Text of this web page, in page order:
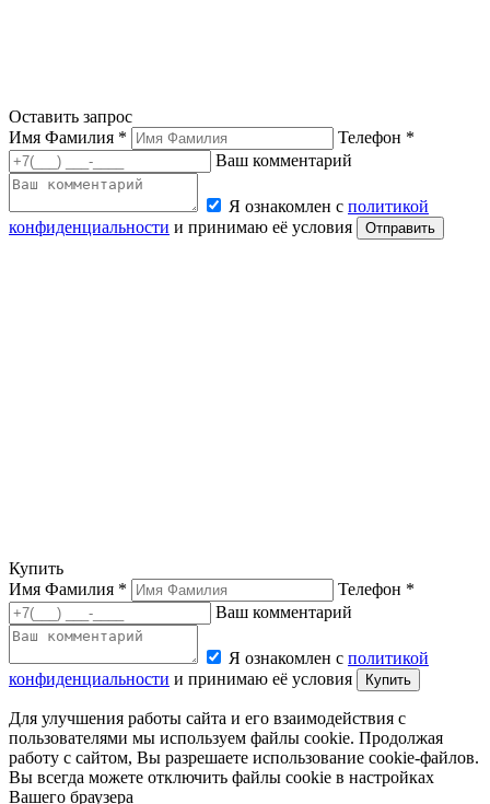
Оставить запрос
Имя Фамилия *
Телефон *
Ваш комментарий
Я ознакомлен с политикой
конфиденциальности и принимаю её условия Отправить
Купить
Имя Фамилия *
Телефон *
Ваш комментарий
Я ознакомлен с политикой
конфиденциальности и принимаю её условия Купить
Для улучшения работы сайта и его взаимодействия с
пользователями мы используем файлы cookie. Продолжая
работу с сайтом, Вы разрешаете использование cookie-файлов.
Вы всегда можете отключить файлы cookie в настройках
Вашего браузера